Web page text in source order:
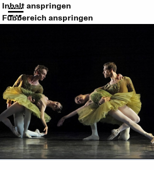
Inhalt anspringen
Fußbereich anspringen